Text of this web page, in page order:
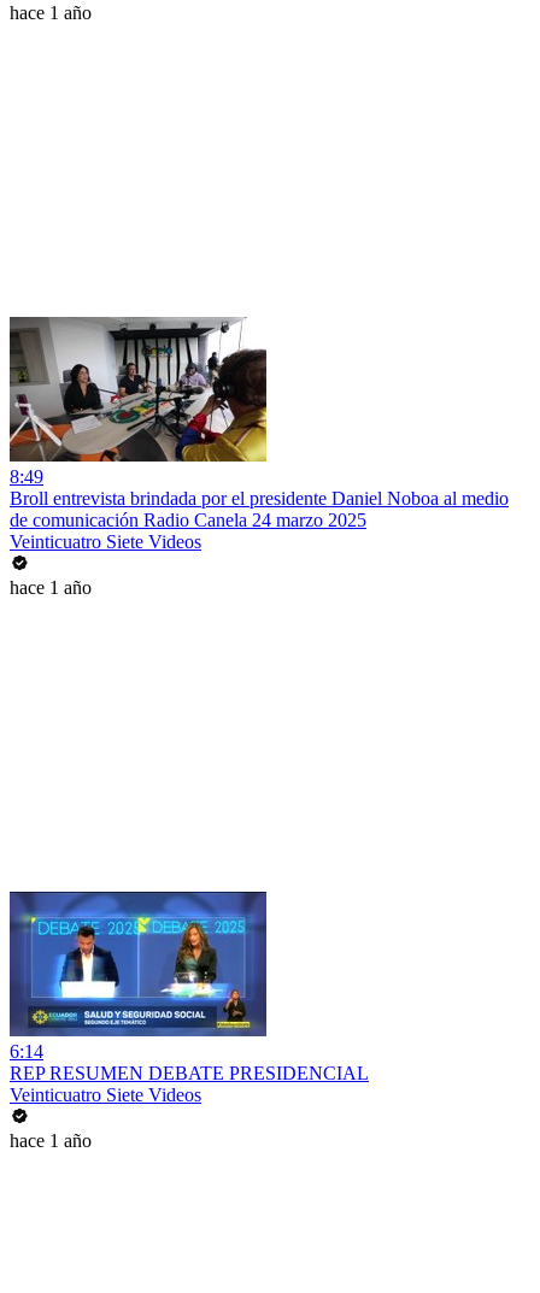
hace 1 año
8:49
Broll entrevista brindada por el presidente Daniel Noboa al medio
de comunicación Radio Canela 24 marzo 2025
Veinticuatro Siete Videos
hace 1 año
6:14
REP RESUMEN DEBATE PRESIDENCIAL
Veinticuatro Siete Videos
hace 1 año